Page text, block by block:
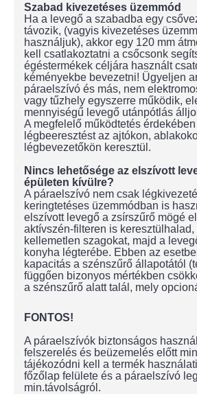
Szabad kivezetéses üzemmód
Ha a levegő a szabadba egy
távozik, (vagyis kivezetéses
használjuk), akkor egy 120 mm
kell csatlakoztatni a csőcsonk
égéstermékek céljára használt
kéményekbe bevezetni! Ügyeljen
páraelszívó és más, nem
vagy tűzhely egyszerre működik,
mennyiségű levegő utánpótlás
A megfelelő működtetés érdekében
légbeeresztést az ajtókon,
légbevezetőkön keresztül.
Nincs lehetősége az elszívott
épületen kívülre?
A páraelszívó nem csak
keringtetéses üzemmódban is
elszívott levegő a zsírszűrő mögé
aktívszén-filteren is
kellemetlen szagokat, majd a
konyha légterébe. Ebben az
kapacitás a szénszűrő állapotától
függően bizonyos mértékben
a szénszűrő alatt talál, mely
FONTOS!
A páraelszívók biztonságos
felszerelés és beüzemelés előtt
tájékozódni kell a termék
főzőlap felülete és a páraelszívó
min.távolságról.